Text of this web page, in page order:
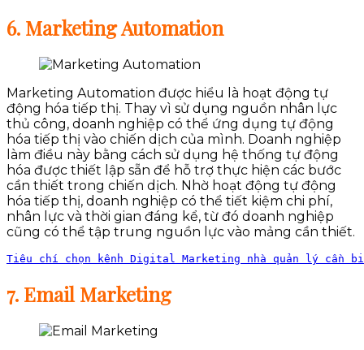
6. Marketing Automation
Marketing Automation được hiểu là hoạt động tự
động hóa tiếp thị. Thay vì sử dụng nguồn nhân lực
thủ công, doanh nghiệp có thể ứng dụng tự động
hóa tiếp thị vào chiến dịch của mình. Doanh nghiệp
làm điều này bằng cách sử dụng hệ thống tự động
hóa được thiết lập sẵn để hỗ trợ thực hiện các bước
cần thiết trong chiến dịch. Nhờ hoạt động tự động
hóa tiếp thị, doanh nghiệp có thể tiết kiệm chi phí,
nhân lực và thời gian đáng kể, từ đó doanh nghiệp
cũng có thể tập trung nguồn lực vào mảng cần thiết.
Tiêu chí chọn kênh Digital Marketing nhà quản lý cần
7. Email Marketing